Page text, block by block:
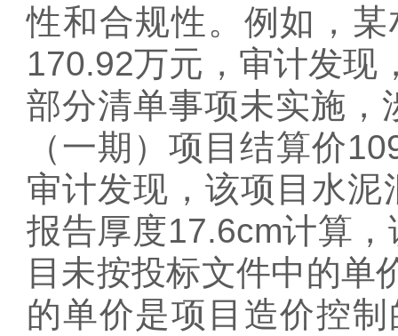
性和合规性。例如，
170.92万元，审计发现
部分清单事项未实施，
（一期）项目结算价
审计发现，该项目水
报告厚度17.6cm计算
目未按投标文件中的单
的单价是项目造价控